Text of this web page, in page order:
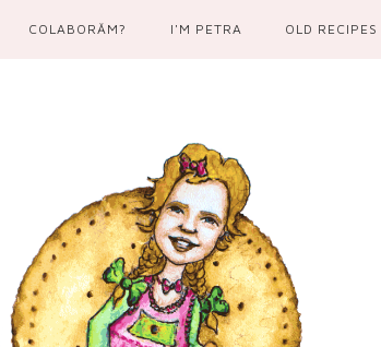
COLABORĂM? I'M PETRA OLD RECIPES